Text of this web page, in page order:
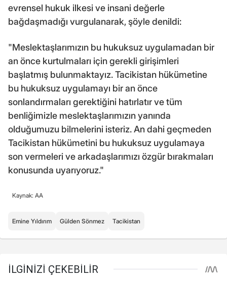
evrensel hukuk ilkesi ve insani değerle
bağdaşmadığı vurgulanarak, şöyle denildi:
"Meslektaşlarımızın bu hukuksuz uygulamadan bir
an önce kurtulmaları için gerekli girişimleri
başlatmış bulunmaktayız. Tacikistan hükümetine
bu hukuksuz uygulamayı bir an önce
sonlandırmaları gerektiğini hatırlatır ve tüm
benliğimizle meslektaşlarımızın yanında
olduğumuzu bilmelerini isteriz. An dahi geçmeden
Tacikistan hükümetini bu hukuksuz uygulamaya
son vermeleri ve arkadaşlarımızı özgür bırakmaları
konusunda uyarıyoruz."
Kaynak: AA
Emine Yıldırım Gülden Sönmez Tacikistan